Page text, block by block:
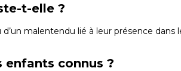
t-elle ?
malentendu lié à leur présence dans
enfants connus ?